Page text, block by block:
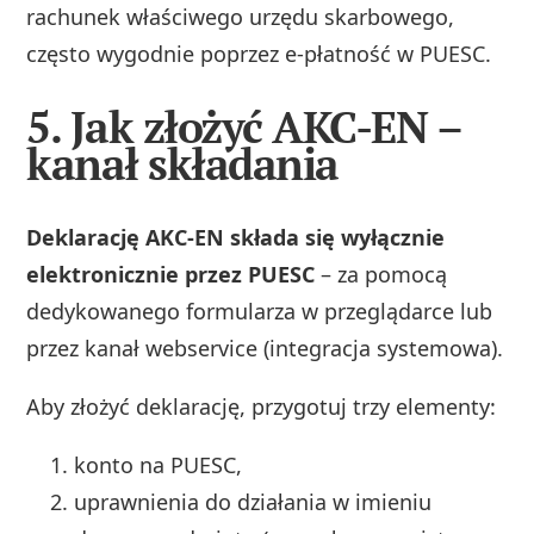
rachunek właściwego urzędu skarbowego,
często wygodnie poprzez e-płatność w PUESC.
5. Jak złożyć AKC-EN –
kanał składania
Deklarację AKC-EN składa się wyłącznie
elektronicznie przez PUESC – za pomocą
dedykowanego formularza w przeglądarce lub
przez kanał webservice (integracja systemowa).
Aby złożyć deklarację, przygotuj trzy elementy:
konto na PUESC,
uprawnienia do działania w imieniu